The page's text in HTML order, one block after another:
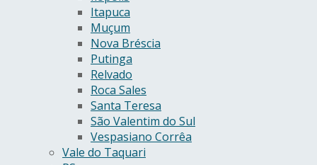
Itapuca
Muçum
Nova Bréscia
Putinga
Relvado
Roca Sales
Santa Teresa
São Valentim do Sul
Vespasiano Corrêa
Vale do Taquari